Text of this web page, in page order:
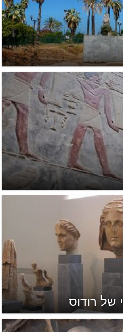
של רודוס